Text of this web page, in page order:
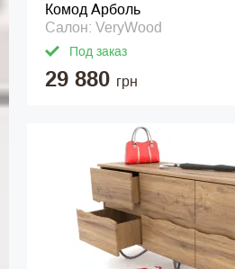
Комод Арболь
Салон: VeryWood
Под заказ
29 880 грн